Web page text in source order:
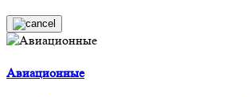
Авиационные